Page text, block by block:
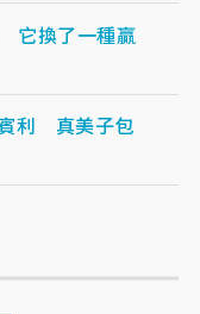
它換了一種贏
利 真美子包